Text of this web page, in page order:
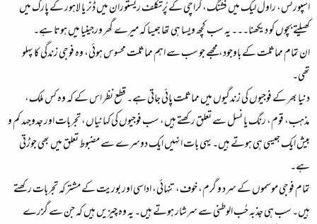
اسپورٹس، راول لیک میں فشنگ، کراچی کے پُرتکلف ریستوران میں ڈنر یا لاہور کے پارک میں
کھیلتے بچوں کو دیکھنا۔۔۔ یہ سب کچھ ویسا ہی تھا جیسا کہ میرے گھر ورجینیا میں ہوتا ہے۔​
ان تمام مماثلت کے باوجود، مجھے جو سب سے اہم مماثلت محسوس ہوئی، وہ فوجی زندگی کا پہلو
تھی۔​
دنیا بھر کے فوجیوں کی زندگیوں میں مماثلت پائی جاتی ہے۔ قطع نظر اس کے کہ وہ کس ملک،
مذہب، قوم، رنگ یا نسل سے تعلق رکھتے ہیں، سب فوجیوں کی کہانیاں، تجربات اور جدوجہد کم و
بیش ایک جیسی ہی ہوتے ہیں۔ یہی بات انہیں ایک دوسرے سے مضبوط تعلق میں بھی جوڑتی
ہے۔​
تمام فوجی موسموں کے سرد و گرم، خوف، تنہائی، اداسی اور بوریت کے مشترکہ تجربات رکھتے
ہیں۔ سب ہی جذبہ حُب الوطنی سے سرشار ہوتے ہیں۔ یہ وہ چیزیں ہیں کہ جن سے گزرے